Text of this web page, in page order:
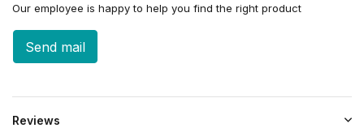
Our employee is happy to help you find the right product
Send mail
Reviews